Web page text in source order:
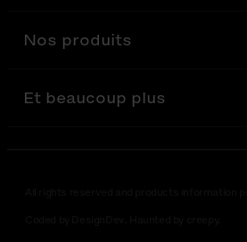
Nos produits
Et beaucoup plus